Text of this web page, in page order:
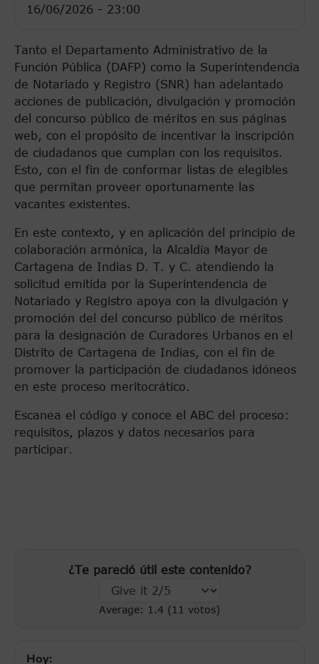
16/06/2026 - 23:00
Tanto el Departamento Administrativo de la
Función Pública (DAFP) como la Superintendencia
de Notariado y Registro (SNR) han adelantado
acciones de publicación, divulgación y promoción
del concurso público de méritos en sus páginas
web, con el propósito de incentivar la inscripción
de ciudadanos que cumplan con los requisitos.
Esto, con el fin de conformar listas de elegibles
que permitan proveer oportunamente las
vacantes existentes.
En este contexto, y en aplicación del principio de
colaboración armónica, la Alcaldía Mayor de
Cartagena de Indias D. T. y C. atendiendo la
solicitud emitida por la Superintendencia de
Notariado y Registro apoya con la divulgación y
promoción del del concurso público de méritos
para la designación de Curadores Urbanos en el
Distrito de Cartagena de Indias, con el fin de
promover la participación de ciudadanos idóneos
en este proceso meritocrático.
Escanea el código y conoce el ABC del proceso:
requisitos, plazos y datos necesarios para
participar.
¿Te pareció útil este contenido?
Average: 1.4 (11 votos)
Hoy: